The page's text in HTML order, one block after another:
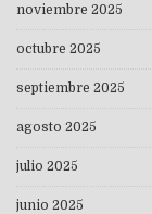
noviembre 2025
octubre 2025
septiembre 2025
agosto 2025
julio 2025
junio 2025